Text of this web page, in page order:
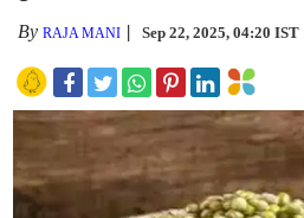
ByRAJA MANI Sep 22, 2025, 04:20 IST